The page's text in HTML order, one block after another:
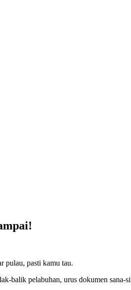
pulau, pasti kamu tau.
balik pelabuhan, urus dokumen sana-